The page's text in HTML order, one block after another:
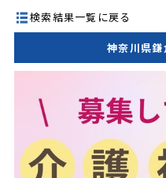
検索結果一覧に戻る
神奈川県鎌